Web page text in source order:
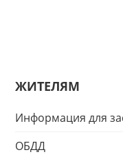
ЖИТЕЛЯМ
Информация для
ОБДД